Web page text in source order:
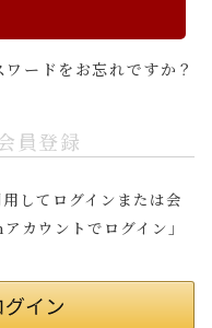
ワードをお忘れですか？
員登録
してログインまたは会
カウントでログイン」